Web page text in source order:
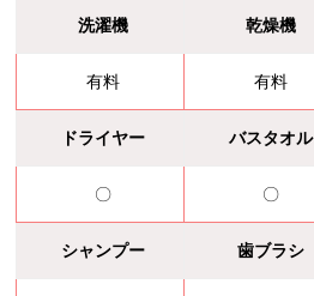
洗濯機 乾燥機
有料 有料
ドライヤー バスタオル
〇 〇
シャンプー 歯ブラシ